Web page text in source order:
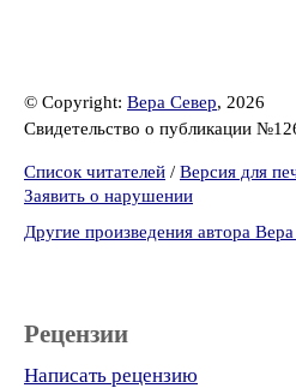
© Copyright: Вера Север, 2026
Свидетельство о публикации
Список читателей / Версия для
Заявить о нарушении
Другие произведения автора
Рецензии
Написать рецензию